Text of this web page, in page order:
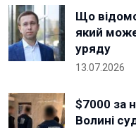
Що
який
уряду
13.07.2026
$7000 за
Волині